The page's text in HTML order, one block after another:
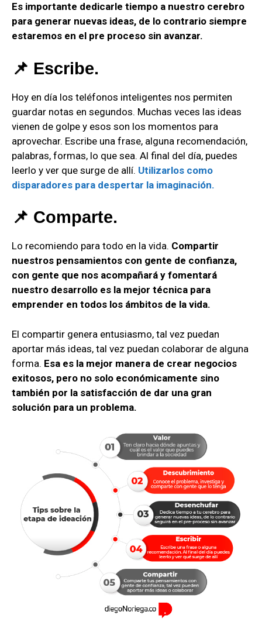
Es importante dedicarle tiempo a nuestro cerebro
para generar nuevas ideas, de lo contrario siempre
estaremos en el pre proceso sin avanzar.
📌 Escribe.
Hoy en día los teléfonos inteligentes nos permiten
guardar notas en segundos. Muchas veces las ideas
vienen de golpe y esos son los momentos para
aprovechar. Escribe una frase, alguna recomendación,
palabras, formas, lo que sea. Al final del día, puedes
leerlo y ver que surge de allí. Utilizarlos como
disparadores para despertar la imaginación.
📌 Comparte.
Lo recomiendo para todo en la vida. Compartir
nuestros pensamientos con gente de confianza,
con gente que nos acompañará y fomentará
nuestro desarrollo es la mejor técnica para
emprender en todos los ámbitos de la vida.
El compartir genera entusiasmo, tal vez puedan
aportar más ideas, tal vez puedan colaborar de alguna
forma. Esa es la mejor manera de crear negocios
exitosos, pero no solo económicamente sino
también por la satisfacción de dar una gran
solución para un problema.